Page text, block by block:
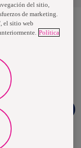
global líder en
en todo el
en beneficio de
y la sociedad en
países bajo las
otras marcas
Libero, Libresse,
Organic y Zewa. En
13 mil millones de
la compañía está
en Nasdaq Estocolmo.
del sitio,
de marketing.
el sitio web
Política